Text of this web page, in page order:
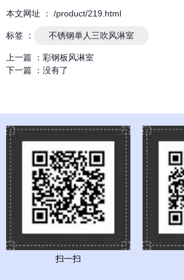
本文网址 ： /product/219.html
标签 ： 不锈钢单人三吹风淋室
上一篇 ： 彩钢板风淋室
下一篇 ： 没有了
扫一扫